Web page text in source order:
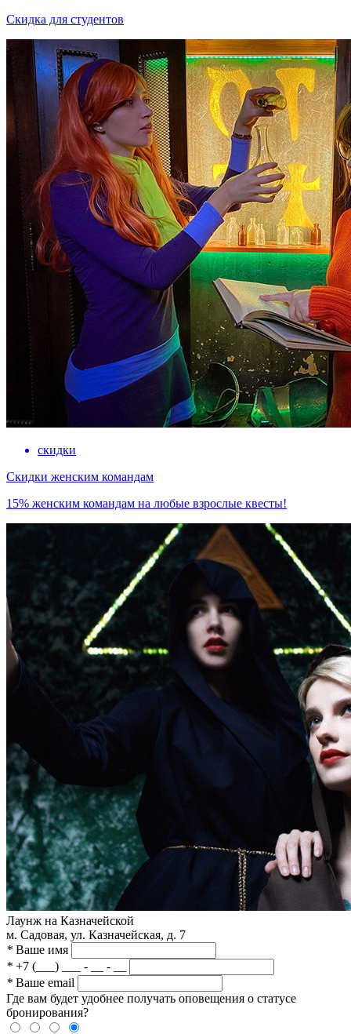
Скидка для студентов
скидки
Скидки женским командам
15% женским командам на любые взрослые квесты!
Лаунж на Казначейской
м. Садовая, ул. Казначейская, д. 7
* Ваше имя
* +7 (___) ___ - __ - __
* Ваше email
Где вам будет удобнее получать оповещения о статусе
бронирования?